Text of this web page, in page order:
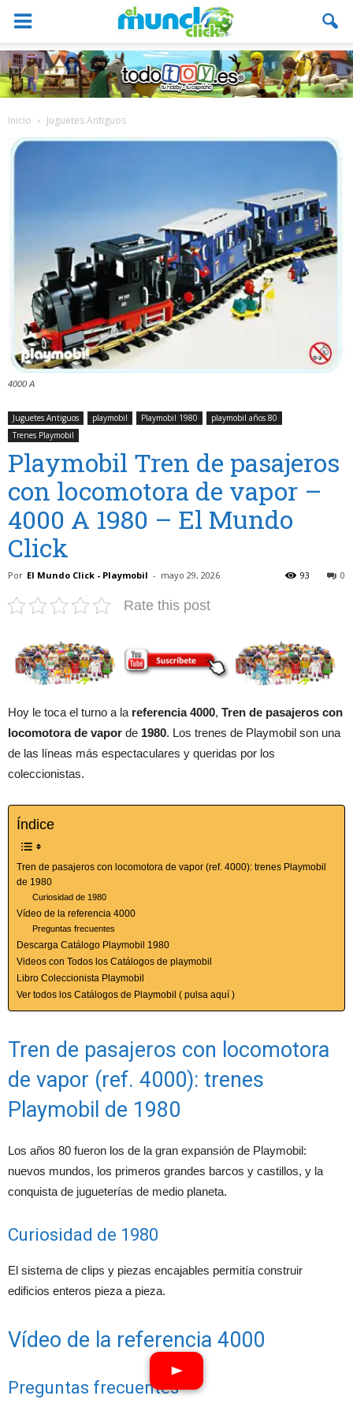
Inicio Juguetes Antiguos
4000 A
Juguetes Antiguos playmobil Playmobil 1980
playmobil años 80
Trenes Playmobil
Playmobil Tren de pasajeros
con locomotora de vapor –
4000 A 1980 – El Mundo
Click
Por El Mundo Click - Playmobil - mayo 29, 2026 0
93
Rate this post
Hoy le toca el turno a la referencia 4000, Tren de pasajeros con
locomotora de vapor de 1980. Los trenes de Playmobil son una
de las líneas más espectaculares y queridas por los
coleccionistas.
Índice
Tren de pasajeros con locomotora de vapor (ref. 4000): trenes Playmobil
de 1980
Curiosidad de 1980
Vídeo de la referencia 4000
Preguntas frecuentes
Descarga Catálogo Playmobil 1980
Videos con Todos los Catálogos de playmobil
Libro Coleccionista Playmobil
Ver todos los Catálogos de Playmobil ( pulsa aquí )
Tren de pasajeros con locomotora
de vapor (ref. 4000): trenes
Playmobil de 1980
Los años 80 fueron los de la gran expansión de Playmobil:
nuevos mundos, los primeros grandes barcos y castillos, y la
conquista de jugueterías de medio planeta.
Curiosidad de 1980
El sistema de clips y piezas encajables permitía construir
edificios enteros pieza a pieza.
Vídeo de la referencia 4000
Preguntas frecuentes